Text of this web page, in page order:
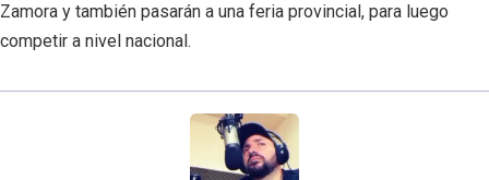
Zamora y también pasarán a una feria provincial, para luego
competir a nivel nacional.